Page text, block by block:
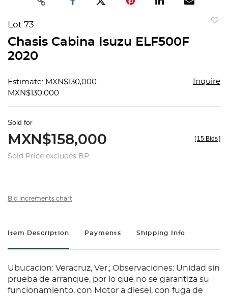
Lot 73
Chasis Cabina Isuzu ELF500F
2020
Estimate: MXN$130,000 -
MXN$130,000
Inquire
Sold for
MXN$158,000
Sold Price excludes BP
[ 15 Bids]
Bid increments chart
Item Description Payments Shipping Info
Ubucacion: Veracruz, Ver.; Observaciones: Unidad sin
prueba de arranque, por lo que no se garantiza su
funcionamiento, con Motor a diesel, con fuga de